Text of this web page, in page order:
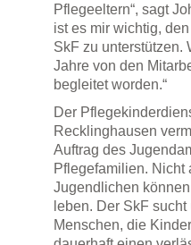
Pflegeeltern“, sagt
ist es mir wichtig,
SkF zu unterstützen.
Jahre von den
begleitet worden.“
Der
Recklinghausen
Auftrag des
Pflegefamilien. Nicht
Jugendlichen
leben. Der SkF
Menschen, die